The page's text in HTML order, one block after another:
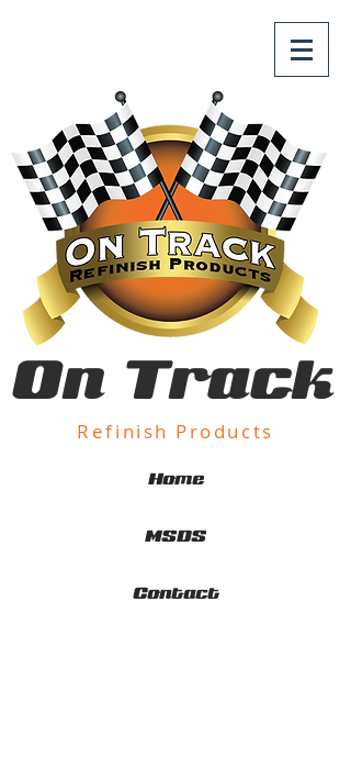
On Track
Refinish Products
Home
MSDS
Contact